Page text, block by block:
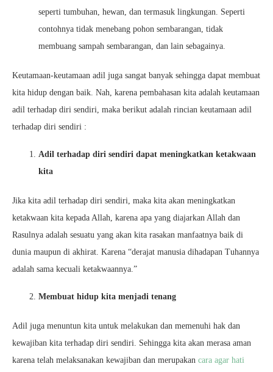
seperti tumbuhan, hewan, dan termasuk lingkungan. Seperti
contohnya tidak menebang pohon sembarangan, tidak
membuang sampah sembarangan, dan lain sebagainya.
Keutamaan-keutamaan adil juga sangat banyak sehingga dapat membuat
kita hidup dengan baik. Nah, karena pembahasan kita adalah keutamaan
adil terhadap diri sendiri, maka berikut adalah rincian keutamaan adil
terhadap diri sendiri :
Adil terhadap diri sendiri dapat meningkatkan ketakwaan
kita
Jika kita adil terhadap diri sendiri, maka kita akan meningkatkan
ketakwaan kita kepada Allah, karena apa yang diajarkan Allah dan
Rasulnya adalah sesuatu yang akan kita rasakan manfaatnya baik di
dunia maupun di akhirat. Karena “derajat manusia dihadapan Tuhannya
adalah sama kecuali ketakwaannya.”
Membuat hidup kita menjadi tenang
Adil juga menuntun kita untuk melakukan dan memenuhi hak dan
kewajiban kita terhadap diri sendiri. Sehingga kita akan merasa aman
karena telah melaksanakan kewajiban dan merupakan cara agar hati